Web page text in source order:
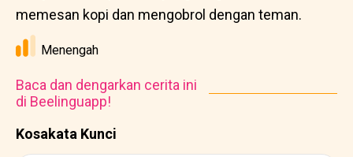
Kosakata Kunci
memesan kopi dan mengobrol dengan teman.
Menengah
Baca dan dengarkan cerita ini
di Beelinguapp!